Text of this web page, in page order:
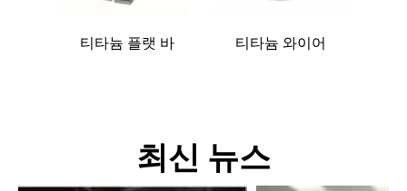
티타늄 플랫 바 티타늄 와이어
최신 뉴스